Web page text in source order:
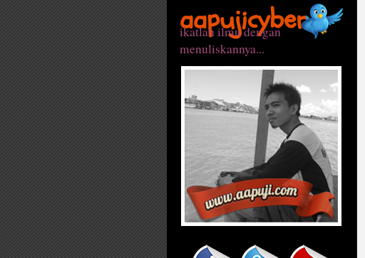
aapujicyber
ikatlah ilmu dengan
menuliskannya...